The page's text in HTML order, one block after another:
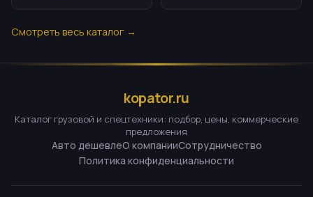
Смотреть весь каталог →
kopator.ru
Каталог грузовой и спецтехники: подбор, цены, коммерческие
предложения
Авто дешевлеО компанииСотрудничество
Политика конфиденциальности